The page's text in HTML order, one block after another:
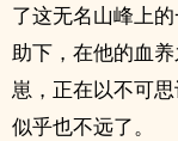
了这无名山峰上
助下，在他的血
崽，正在以不可
似乎也不远了。